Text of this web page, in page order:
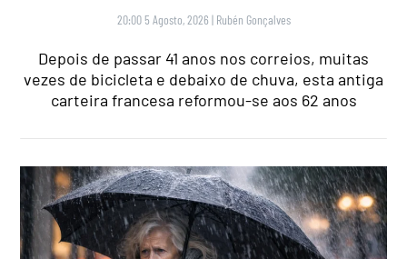
20:00 5 Agosto, 2026 | Rubén Gonçalves
Depois de passar 41 anos nos correios, muitas
vezes de bicicleta e debaixo de chuva, esta antiga
carteira francesa reformou-se aos 62 anos